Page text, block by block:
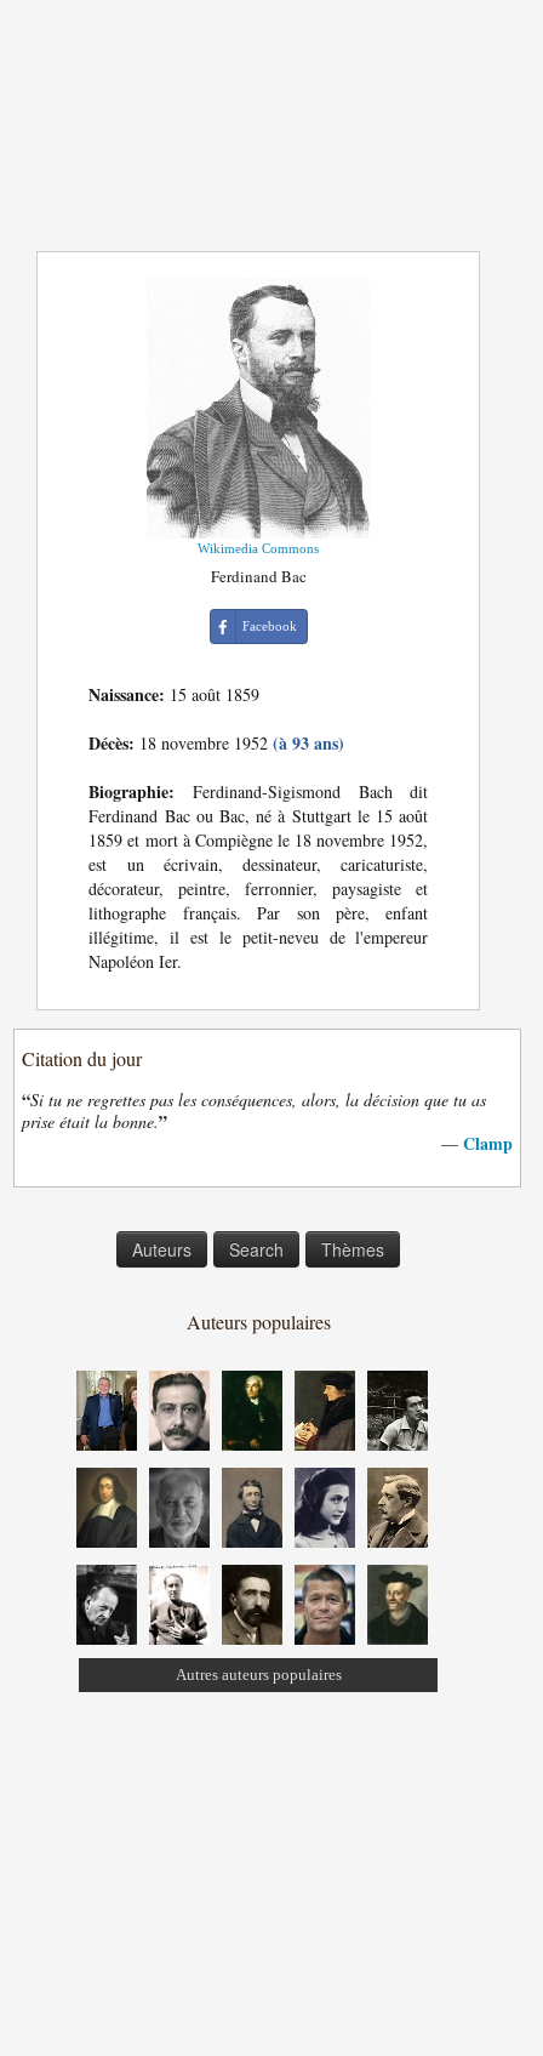
Wikimedia Commons
Ferdinand Bac
Facebook
Naissance: 15 août 1859
Décès: 18 novembre 1952(à 93 ans)
Biographie: Ferdinand-Sigismond Bach dit
Ferdinand Bac ou Bac, né à Stuttgart le 15 août
1859 et mort à Compiègne le 18 novembre 1952,
est un écrivain, dessinateur, caricaturiste,
décorateur, peintre, ferronnier, paysagiste et
lithographe français. Par son père, enfant
illégitime, il est le petit-neveu de l'empereur
Napoléon Ier.
Citation du jour
“Si tu ne regrettes pas les conséquences, alors, la décision que tu as
prise était la bonne.”
— Clamp
Auteurs Search Thèmes
Auteurs populaires
Autres auteurs populaires